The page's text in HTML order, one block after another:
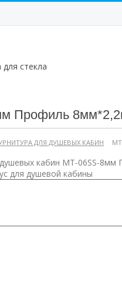
Профиль
ДЛЯ ДУШЕВЫХ КАБИН